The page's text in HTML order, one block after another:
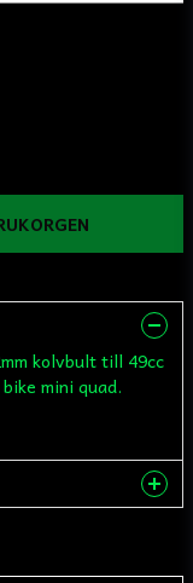
kolvbult till 49cc
mini quad.